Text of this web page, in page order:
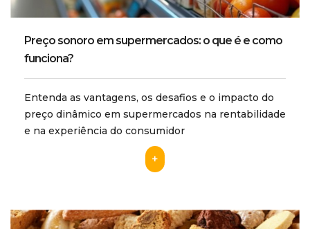
Preço sonoro em supermercados: o que é e como
funciona?
Entenda as vantagens, os desafios e o impacto do
preço dinâmico em supermercados na rentabilidade
e na experiência do consumidor
+